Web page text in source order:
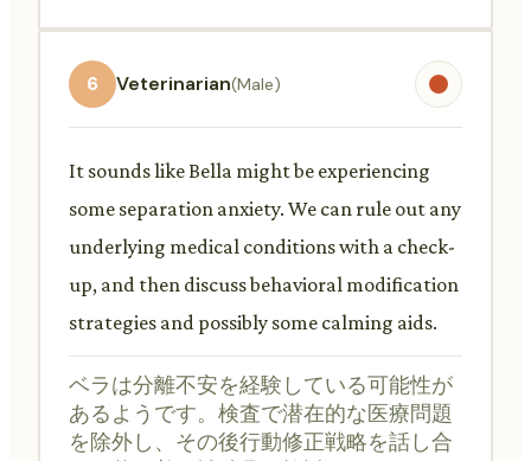
6 Veterinarian(Male)
It sounds like Bella might be experiencing
some separation anxiety. We can rule out any
underlying medical conditions with a check-
up, and then discuss behavioral modification
strategies and possibly some calming aids.
ベラは分離不安を経験している可能性が
あるようです。検査で潜在的な医療問題
を除外し、その後行動修正戦略を話し合